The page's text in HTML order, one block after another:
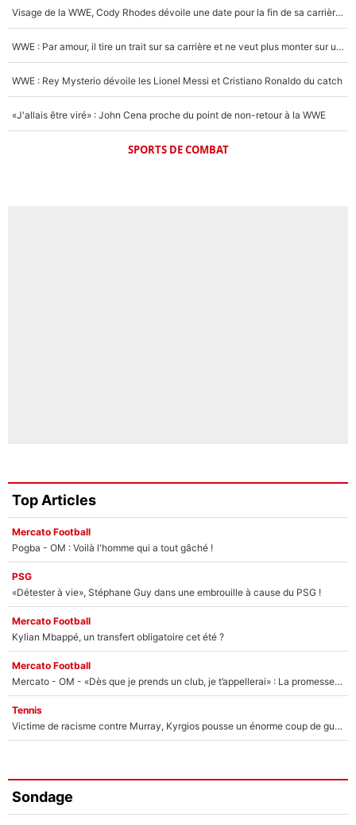
Visage de la WWE, Cody Rhodes dévoile une date pour la fin de sa carrière dans le catch
WWE : Par amour, il tire un trait sur sa carrière et ne veut plus monter sur un ring de catch
WWE : Rey Mysterio dévoile les Lionel Messi et Cristiano Ronaldo du catch
«J'allais être viré» : John Cena proche du point de non-retour à la WWE
SPORTS DE COMBAT
Top Articles
Mercato Football
Pogba - OM : Voilà l'homme qui a tout gâché !
PSG
«Détester à vie», Stéphane Guy dans une embrouille à cause du PSG !
Mercato Football
Kylian Mbappé, un transfert obligatoire cet été ?
Mercato Football
Mercato - OM - «Dès que je prends un club, je t’appellerai» : La promesse de Marcelino au moment de claquer la porte
Tennis
Victime de racisme contre Murray, Kyrgios pousse un énorme coup de gueule !
Sondage